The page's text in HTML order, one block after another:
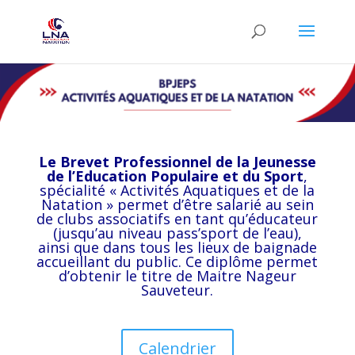
Le Brevet Professionnel de la Jeunesse
de l’Education Populaire et du Sport,
spécialité « Activités Aquatiques et de la
Natation » permet d’être salarié au sein
de clubs associatifs en tant qu’éducateur
(jusqu’au niveau pass’sport de l’eau),
ainsi que dans tous les lieux de baignade
accueillant du public. Ce diplôme permet
d’obtenir le titre de Maitre Nageur
Sauveteur.
Calendrier